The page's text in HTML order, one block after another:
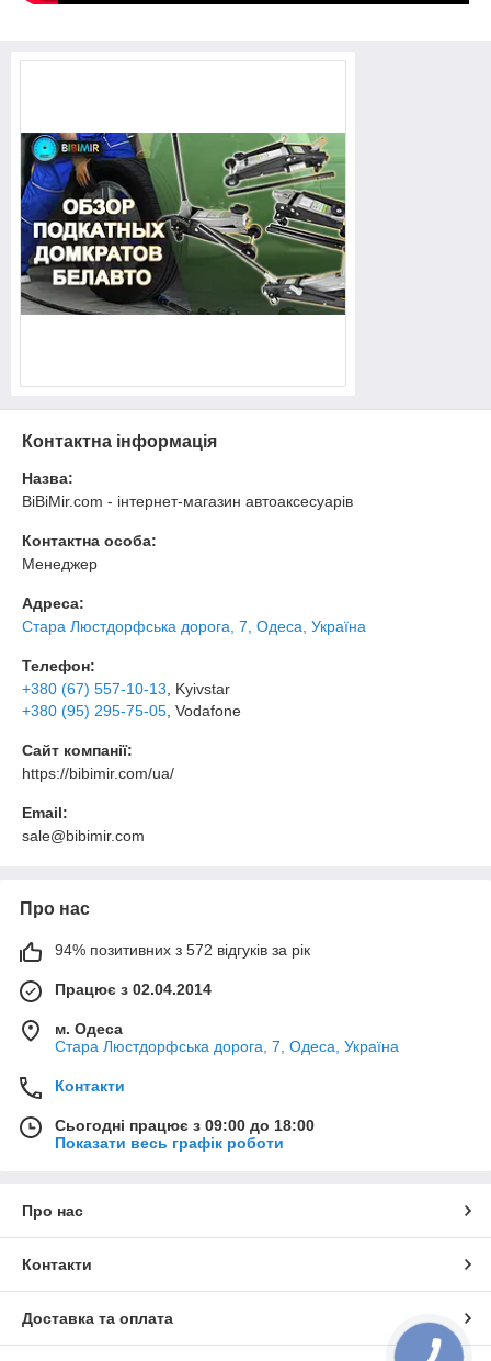
Контактна інформація
Назва:
BiBiMir.com - інтернет-магазин автоаксесуарів
Контактна особа:
Менеджер
Адреса:
Стара Люстдорфська дорога, 7, Одеса, Україна
Телефон:
+380 (67) 557-10-13 , Kyivstar
+380 (95) 295-75-05 , Vodafone
Сайт компанії:
https://bibimir.com/ua/
Email:
sale@bibimir.com
Про нас
94% позитивних з 572 відгуків за рік
Працює з 02.04.2014
м. Одеса
Стара Люстдорфська дорога, 7, Одеса, Україна
Контакти
Сьогодні працює з 09:00 до 18:00
Показати весь графік роботи
Про нас
Контакти
Доставка та оплата
КНОПКА